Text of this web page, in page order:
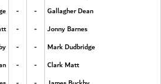
- -
Gallagher Dean
- -
Jonny Barnes
- -
Mark Dudbridge
- -
Clark Matt